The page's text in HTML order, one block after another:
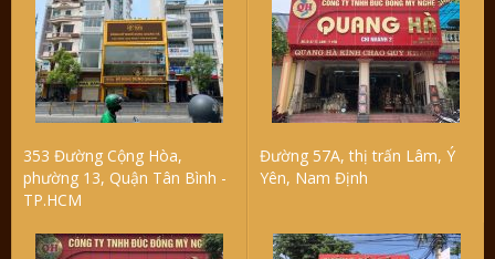
353 Đường Cộng Hòa,
phường 13, Quận Tân Bình -
TP.HCM
Đường 57A, thị trấn Lâm, Ý
Yên, Nam Định